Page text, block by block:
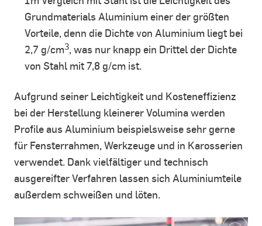
Grundmaterials Aluminium einer der größten
Vorteile, denn die Dichte von Aluminium liegt bei
2,7 g/cm3, was nur knapp ein Drittel der Dichte
von Stahl mit 7,8 g/cm ist.
Aufgrund seiner Leichtigkeit und Kosteneffizienz
bei der Herstellung kleinerer Volumina werden
Profile aus Aluminium beispielsweise sehr gerne
für Fensterrahmen, Werkzeuge und in Karosserien
verwendet. Dank vielfältiger und technisch
ausgereifter Verfahren lassen sich Aluminiumteile
außerdem schweißen und löten.